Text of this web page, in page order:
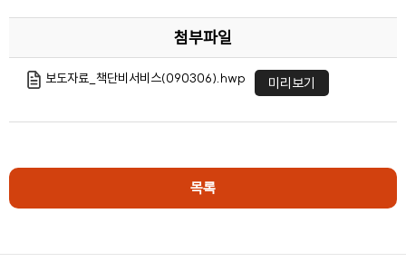
첨부파일
보도자료_책단비서비스(090306).hwp 미리보기
목록